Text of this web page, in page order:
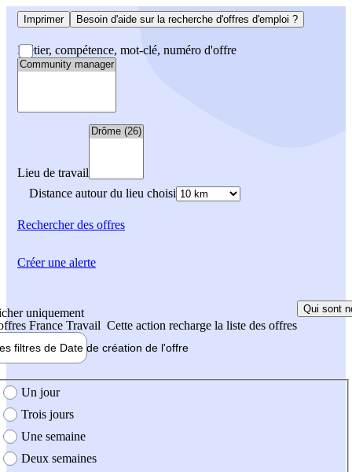
Imprimer Besoin d'aide sur la recherche d'offres d'emploi ?
Métier, compétence, mot-clé, numéro d'offre
Lieu de travail
Distance autour du lieu choisi
Rechercherdes offres
uniquement
France Travail Cette action recharge la liste des offres
Qui sont
filtres de Date de création de l'offre
création de l'offre
Un jour
Trois jours
Une semaine
Deux semaines
Créer une alerte